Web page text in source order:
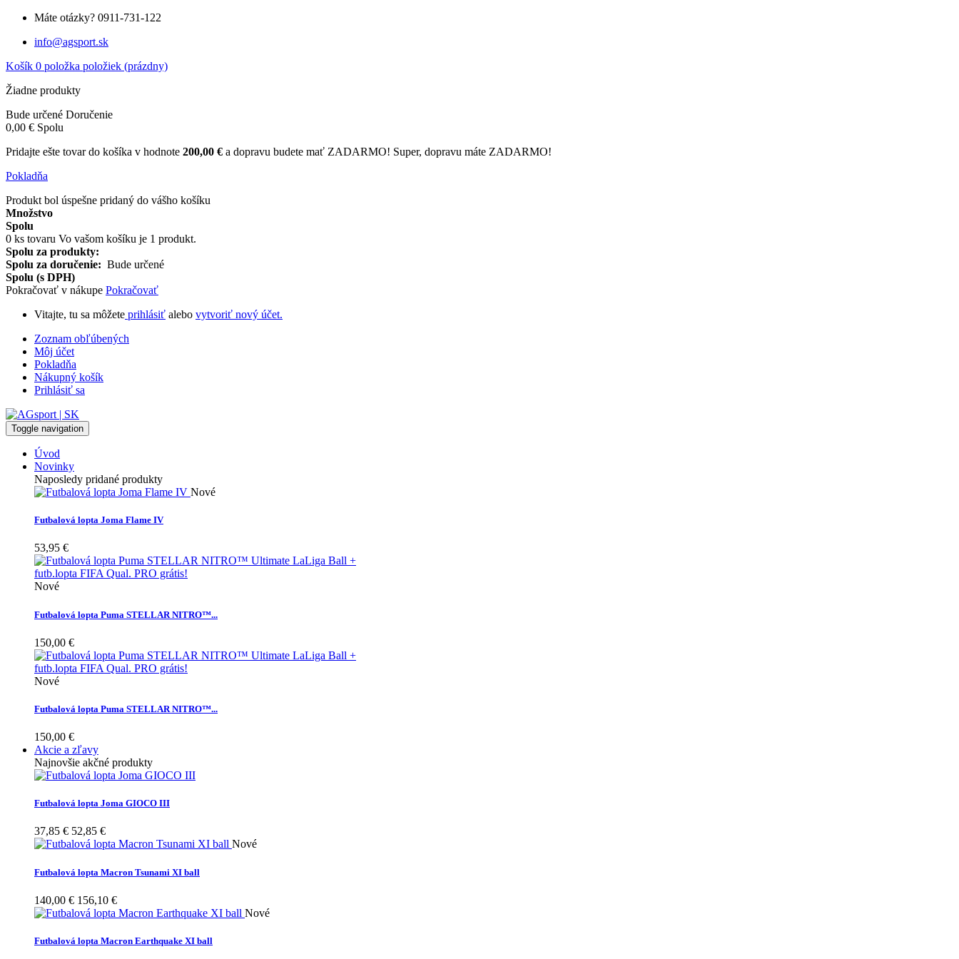
Máte otázky? 0911-731-122
info@agsport.sk
Košík 0 položka položiek (prázdny)
Žiadne produkty
Bude určené Doručenie
0,00 € Spolu
Pridajte ešte tovar do košíka v hodnote 200,00 € a dopravu budete mať ZADARMO! Super, dopravu máte ZADARMO!
Pokladňa
Produkt bol úspešne pridaný do vášho košíku
Množstvo
Spolu
0 ks tovaru Vo vašom košíku je 1 produkt.
Spolu za produkty:
Spolu za doručenie: Bude určené
Spolu (s DPH)
Pokračovať v nákupe Pokračovať
Vitajte, tu sa môžete prihlásiť alebo vytvoriť nový účet.
Zoznam obľúbených
Môj účet
Pokladňa
Nákupný košík
Prihlásiť sa
Toggle navigation
Úvod
Novinky
Naposledy pridané produkty
Nové
Futbalová lopta Joma Flame IV
53,95 €
Nové
Futbalová lopta Puma STELLAR NITRO™...
150,00 €
Nové
Futbalová lopta Puma STELLAR NITRO™...
150,00 €
Akcie a zľavy
Najnovšie akčné produkty
Futbalová lopta Joma GIOCO III
37,85 € 52,85 €
Nové
Futbalová lopta Macron Tsunami XI ball
140,00 € 156,10 €
Nové
Futbalová lopta Macron Earthquake XI ball